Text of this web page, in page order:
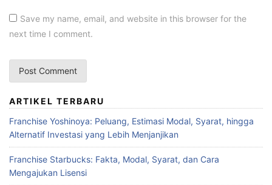
Save my name, email, and website in this browser for the
next time I comment.
ARTIKEL TERBARU
Franchise Yoshinoya: Peluang, Estimasi Modal, Syarat, hingga
Alternatif Investasi yang Lebih Menjanjikan
Franchise Starbucks: Fakta, Modal, Syarat, dan Cara
Mengajukan Lisensi